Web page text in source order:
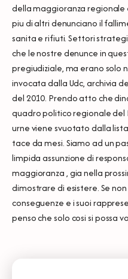
della maggioranza regionale
piu di altri denunciano il
sanita e rifiuti. Settori
che le nostre denunce in
pregiudiziale, ma erano solo
invocata dalla Udc, archivia
del 2010. Prendo atto che
quadro politico regionale del
urne viene svuotato dalla
tace da mesi. Siamo ad un
limpida assunzione di
maggioranza , gia nella
dimostrare di esistere. Se
conseguenze e i suoi
penso che solo cosi si possa